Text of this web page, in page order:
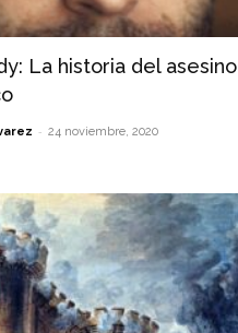
La historia del asesino
- 24 noviembre, 2020